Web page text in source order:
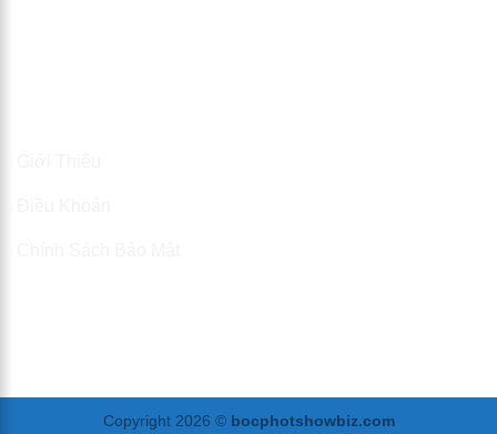
Copyright 2026 © bocphotshowbiz.com